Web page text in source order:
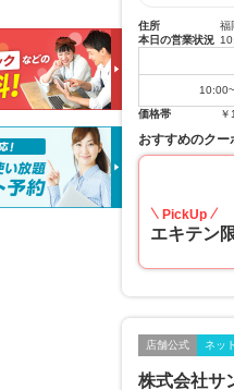
住所
福
本日の営業状況
価格帯
おすすめのクー
PickUp
エキテン
店舗公式 ネッ
株式会社サ